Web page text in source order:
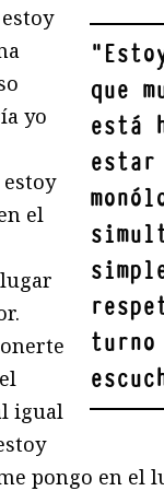
"
que
está
estar
turno
yo
el
igual
pongo en el